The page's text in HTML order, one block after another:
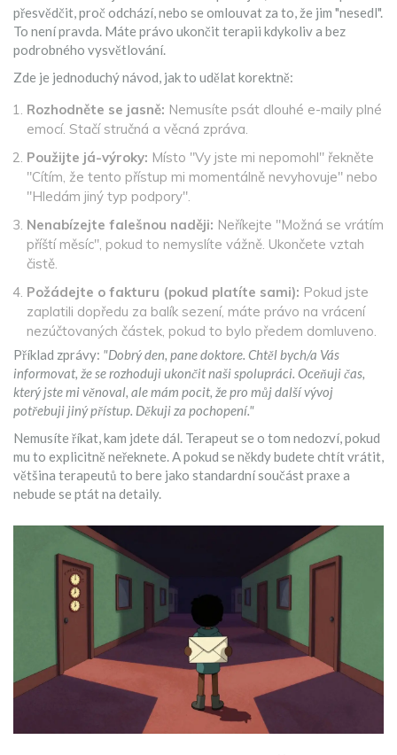
přesvědčit, proč odchází, nebo se omlouvat za to, že jim "nesedl".
To není pravda. Máte právo ukončit terapii kdykoliv a bez
podrobného vysvětlování.
Zde je jednoduchý návod, jak to udělat korektně:
Rozhodněte se jasně: Nemusíte psát dlouhé e-maily plné
emocí. Stačí stručná a věcná zpráva.
Použijte já-výroky: Místo "Vy jste mi nepomohl" řekněte
"Cítím, že tento přístup mi momentálně nevyhovuje" nebo
"Hledám jiný typ podpory".
Nenabízejte falešnou naději: Neříkejte "Možná se vrátím
příští měsíc", pokud to nemyslíte vážně. Ukončete vztah
čistě.
Požádejte o fakturu (pokud platíte sami): Pokud jste
zaplatili dopředu za balík sezení, máte právo na vrácení
nezúčtovaných částek, pokud to bylo předem domluveno.
Příklad zprávy: "Dobrý den, pane doktore. Chtěl bych/a Vás
informovat, že se rozhoduji ukončit naši spolupráci. Oceňuji čas,
který jste mi věnoval, ale mám pocit, že pro můj další vývoj
potřebuji jiný přístup. Děkuji za pochopení."
Nemusíte říkat, kam jdete dál. Terapeut se o tom nedozví, pokud
mu to explicitně neřeknete. A pokud se někdy budete chtít vrátit,
většina terapeutů to bere jako standardní součást praxe a
nebude se ptát na detaily.